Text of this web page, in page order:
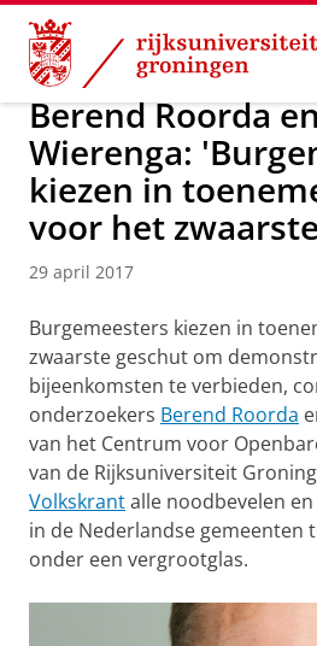
Skip
Content
Skip
Navigation
Over ons Actueel Nieuws
Berend Roorda
Wierenga:
kiezen in
voor het
29 april 2017
Burgemeesters kiezen in
zwaarste geschut om
bijeenkomsten te verbieden,
onderzoekers Berend Roorda
van het Centrum voor
van de Rijksuniversiteit
Volkskrantalle noodbevelen
in de Nederlandse gemeenten
onder een vergrootglas.